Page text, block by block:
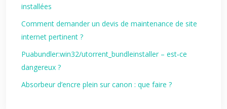
installées
Comment demander un devis de maintenance de site
internet pertinent ?
Puabundler:win32/utorrent_bundleinstaller – est‑ce
dangereux ?
Absorbeur d’encre plein sur canon : que faire ?